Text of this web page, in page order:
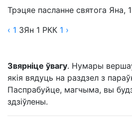
Трэцяе пасланне святога Яна,
‹ 1 3Ян 1 РКК 1 ›
Звярніце ўвагу. Нумары
якія вядуць на раздзел з
Паспрабуйце, магчыма, вы
здзіўлены.